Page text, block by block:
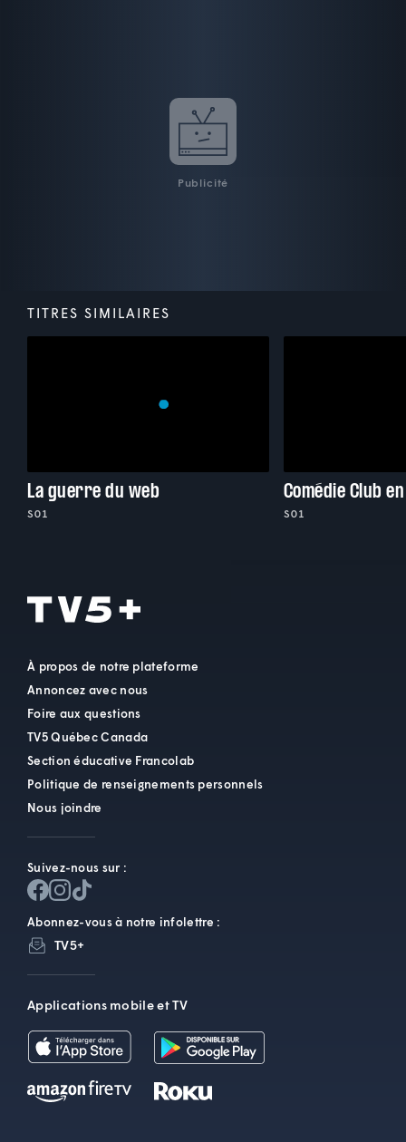
Publicité
TITRES SIMILAIRES
La guerre du web
S01
Comédie Club
S01
À propos de notre plateforme
Annoncez avec nous
Foire aux questions
TV5 Québec Canada
Section éducative Francolab
Politique de renseignements personnels
Nous joindre
Suivez-nous sur :
Abonnez-vous à notre infolettre :
TV5+
Applications mobile et TV